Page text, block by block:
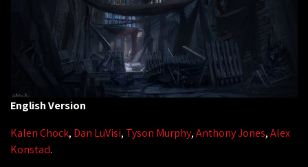
English Version
Kalen Chock, Dan LuVisi, Tyson Murphy,Anthony Jones,Alex
Konstad.